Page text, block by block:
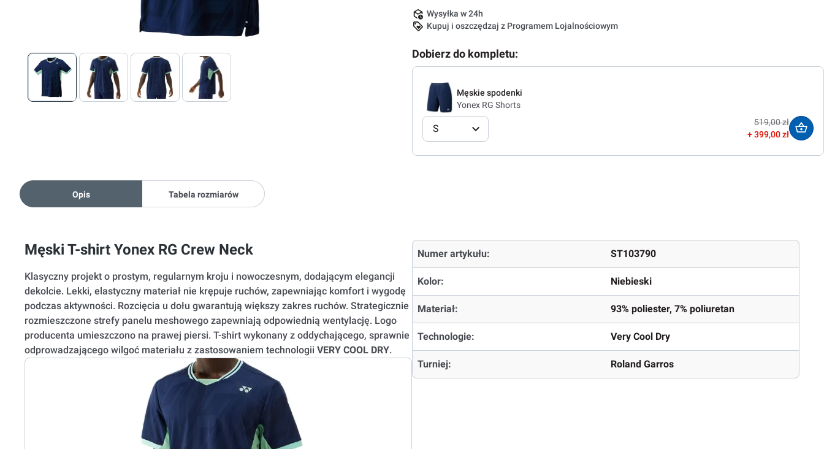
Wysyłka w 24h
Kupuj i oszczędzaj z Programem Lojalnościowym
Dobierz do kompletu:
Męskie spodenki
Yonex RG Shorts
S
519,00 zł
399,00 zł
Opis Tabela rozmiarów
Męski T-shirt Yonex RG Crew Neck
Klasyczny projekt o prostym, regularnym kroju i nowoczesnym, dodającym elegancji
dekolcie. Lekki, elastyczny materiał nie krępuje ruchów, zapewniając komfort i wygodę
podczas aktywności. Rozcięcia u dołu gwarantują większy zakres ruchów. Strategicznie
rozmieszczone strefy panelu meshowego zapewniają odpowiednią wentylację. Logo
producenta umieszczono na prawej piersi. T-shirt wykonany z oddychającego, sprawnie
odprowadzającego wilgoć materiału z zastosowaniem technologii VERY COOL DRY.
Numer artykułu: ST103790
Kolor: Niebieski
Materiał: 93% poliester, 7% poliuretan
Technologie: Very Cool Dry
Turniej: Roland Garros